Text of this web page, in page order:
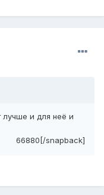
лучше и для неё и
66880[/snapback]